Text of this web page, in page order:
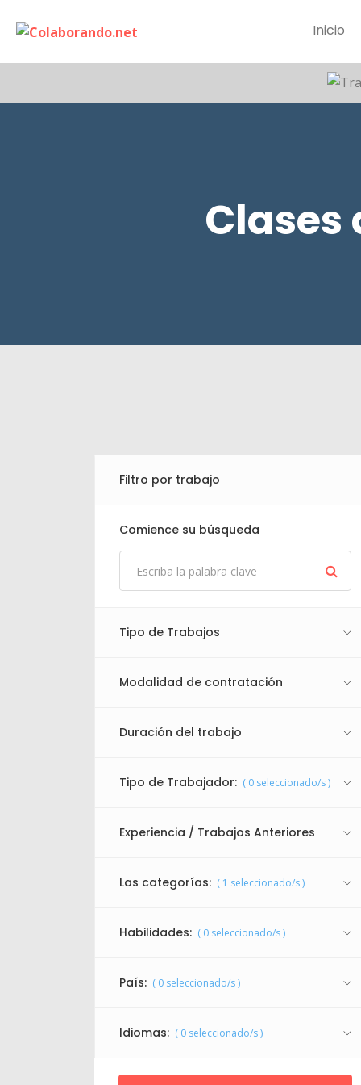
Inicio
Filtro por trabajo
Comience su búsqueda
Tipo de Trabajos
Modalidad de contratación
Duración del trabajo
Tipo de Trabajador: ( 0 seleccionado/s )
Experiencia / Trabajos Anteriores
Las categorías: ( 1 seleccionado/s )
Habilidades: ( 0 seleccionado/s )
País: ( 0 seleccionado/s )
Idiomas: ( 0 seleccionado/s )